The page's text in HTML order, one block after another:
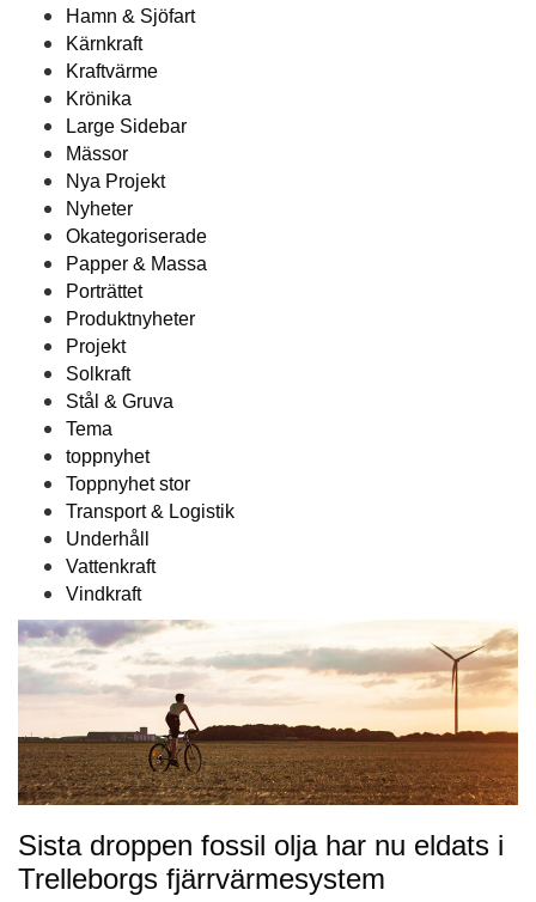
Hamn & Sjöfart
Kärnkraft
Kraftvärme
Krönika
Large Sidebar
Mässor
Nya Projekt
Nyheter
Okategoriserade
Papper & Massa
Porträttet
Produktnyheter
Projekt
Solkraft
Stål & Gruva
Tema
toppnyhet
Toppnyhet stor
Transport & Logistik
Underhåll
Vattenkraft
Vindkraft
Sista droppen fossil olja har nu eldats i
Trelleborgs fjärrvärmesystem